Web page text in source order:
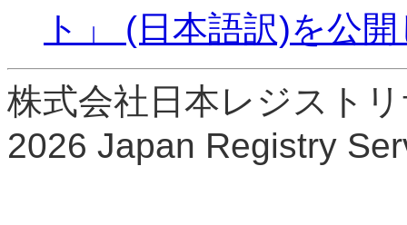
ト」 (日本語訳)を公
株式会社日本レジスト
2026 Japan Registry